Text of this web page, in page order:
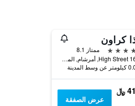
كراون
ممتاز 8.1
16 High Street, أمرشام, المملكة المتحدة
عن وسط المدينة
﷼
عرض الصفقة